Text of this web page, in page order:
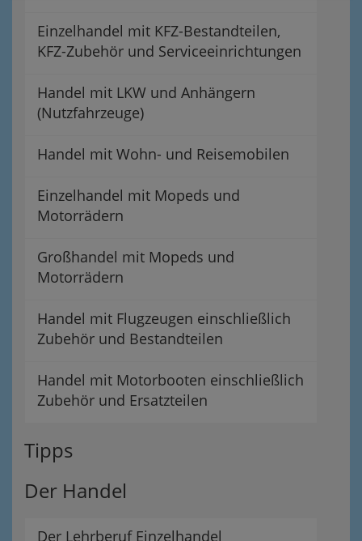
Einzelhandel mit KFZ-Bestandteilen,
KFZ-Zubehör und Serviceeinrichtungen
Handel mit LKW und Anhängern
(Nutzfahrzeuge)
Handel mit Wohn- und Reisemobilen
Einzelhandel mit Mopeds und
Motorrädern
Großhandel mit Mopeds und
Motorrädern
Handel mit Flugzeugen einschließlich
Zubehör und Bestandteilen
Handel mit Motorbooten einschließlich
Zubehör und Ersatzteilen
Tipps
Der Handel
Der Lehrberuf Einzelhandel